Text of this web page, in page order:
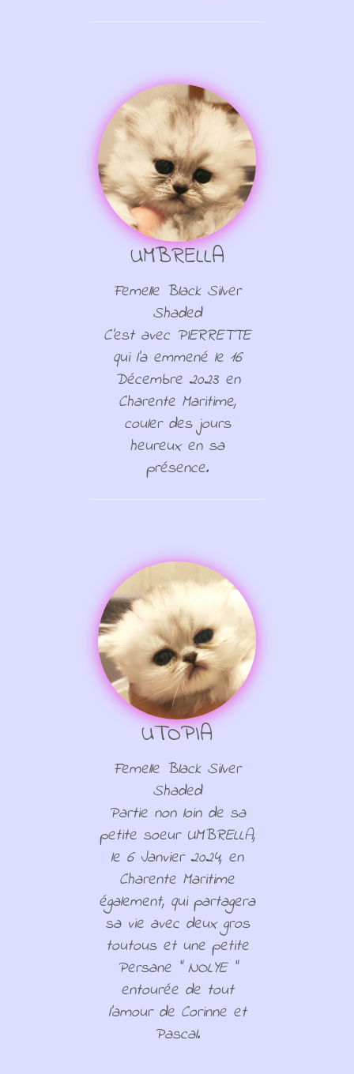
UMBRELLA
Femelle Black Silver
Shaded
C'est avec PIERRETTE
qui l'a emmené le 16
Décembre 2023 en
Charente Maritime,
couler des jours
heureux en sa
présence.
UTOPIA
Femelle Black Silver
Shaded
Partie non loin de sa
petite soeur UMBRELLA,
le 6 Janvier 2024, en
Charente Maritime
également, qui partagera
sa vie avec deux gros
toutous et une petite
Persane " NOLYE "
entourée de tout
l'amour de Corinne et
Pascal.